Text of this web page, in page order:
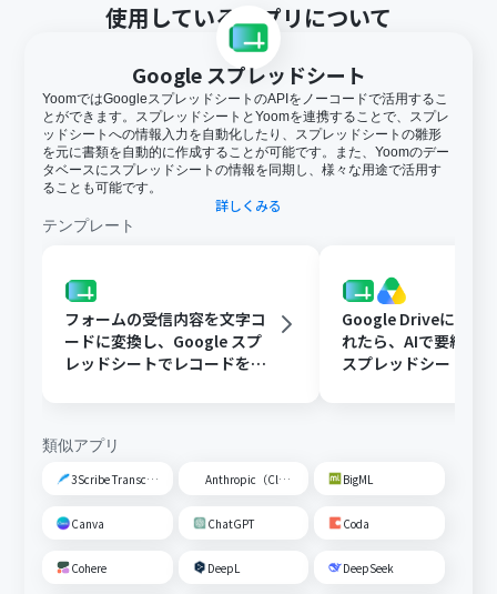
使用しているアプリについて
Google スプレッドシート
YoomではGoogleスプレッドシートのAPIをノーコードで活用するこ
とができます。スプレッドシートとYoomを連携することで、スプレ
ッドシートへの情報入力を自動化したり、スプレッドシートの雛形
を元に書類を自動的に作成することが可能です。また、Yoomのデー
タベースにスプレッドシートの情報を同期し、様々な用途で活用す
ることも可能です。
詳しくみる
テンプレート
フォームの受信内容を文字コ
ードに変換し、Google スプ
レッドシートでレコードを追
Google Driveに文書
れたら、AIで要約し
スプレッドシートの
類似アプリ
3Scribe Transcription Anthropic（Claude） BigML
Canva ChatGPT Coda
Cohere DeepL DeepSeek